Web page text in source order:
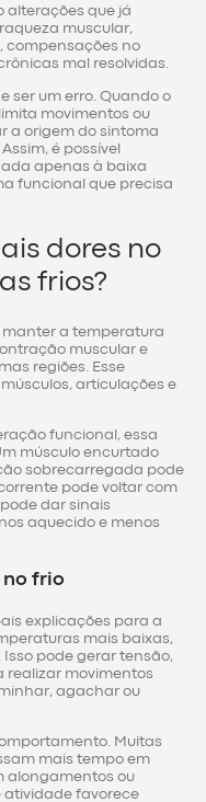
alterações que já
muscular,
compensações no
mal resolvidas.
ser um erro. Quando o
movimentos ou
a origem do sintoma
é possível
apenas à baixa
funcional que precisa
dores no
frios?
manter a temperatura
muscular e
regiões. Esse
articulações e
funcional, essa
músculo encurtado
sobrecarregada pode
pode voltar com
dar sinais
aquecido e menos
no frio
explicações para a
mais baixas,
pode gerar tensão,
realizar movimentos
agachar ou
Muitas
mais tempo em
alongamentos ou
atividade favorece